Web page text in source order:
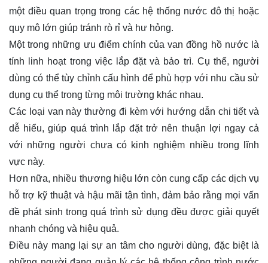
một điều quan trọng trong các hệ thống nước đô thị hoặc
quy mô lớn giúp tránh rò rỉ và hư hỏng.
Một trong những ưu điểm chính của van đồng hồ nước là
tính linh hoạt trong việc lắp đặt và bảo trì. Cụ thể, người
dùng có thể tùy chỉnh cấu hình để phù hợp với nhu cầu sử
dụng cụ thể trong từng môi trường khác nhau.
Các loại van này thường đi kèm với hướng dẫn chi tiết và
dễ hiểu, giúp quá trình lắp đặt trở nên thuận lợi ngay cả
với những người chưa có kinh nghiệm nhiều trong lĩnh
vực này.
Hơn nữa, nhiều thương hiệu lớn còn cung cấp các dịch vụ
hỗ trợ kỹ thuật và hậu mãi tận tình, đảm bảo rằng mọi vấn
đề phát sinh trong quá trình sử dụng đều được giải quyết
nhanh chóng và hiệu quả.
Điều này mang lại sự an tâm cho người dùng, đặc biệt là